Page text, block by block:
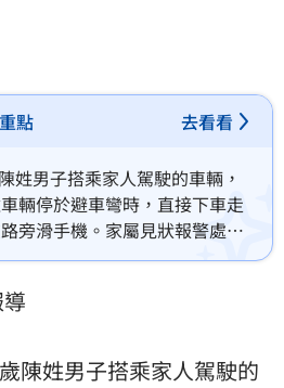
點 去看看
姓男子搭乘家人駕駛的車輛，
輛停於避車彎時，直接下車走
旁滑手機。家屬見狀報警處
為避免發生意外，緊急封閉外
閉管制30分鐘，導致車流一度
陳姓男子搭乘家人駕駛的